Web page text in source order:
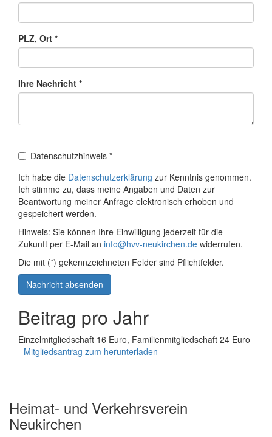
PLZ, Ort *
Ihre Nachricht *
Datenschutzhinweis *
Ich habe die Datenschutzerklärung zur Kenntnis genommen.
Ich stimme zu, dass meine Angaben und Daten zur
Beantwortung meiner Anfrage elektronisch erhoben und
gespeichert werden.
Hinweis: Sie können Ihre Einwilligung jederzeit für die
Zukunft per E-Mail an info@hvv-neukirchen.de widerrufen.
Die mit (*) gekennzeichneten Felder sind Pflichtfelder.
Nachricht absenden
Beitrag pro Jahr
Einzelmitgliedschaft 16 Euro, Familienmitgliedschaft 24 Euro
- Mitgliedsantrag zum herunterladen
Heimat- und Verkehrsverein
Neukirchen